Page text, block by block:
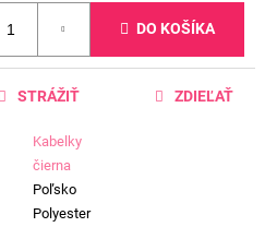
DO KOŠÍKA
Kabelky
čierna
Poľsko
Polyester
STRÁŽIŤ ZDIEĽAŤ